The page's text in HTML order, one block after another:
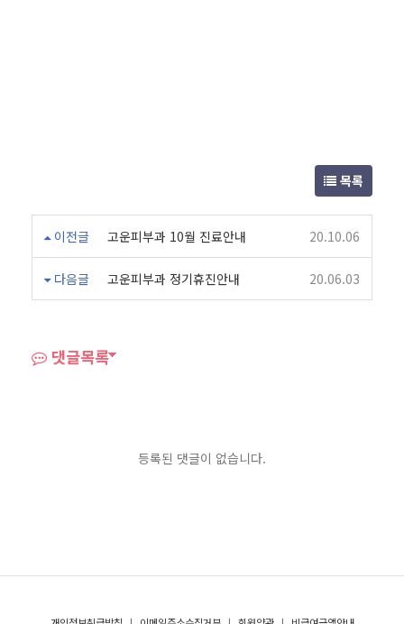
목록
이전글 고운피부과 10월 진료안내 20.10.06
다음글 고운피부과 정기휴진안내 20.06.03
댓글목록
등록된 댓글이 없습니다.